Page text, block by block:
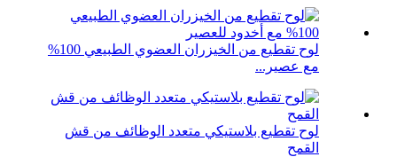
لوح تقطيع من الخيزران العضوي الطبيعي 100%
مع عصير...
لوح تقطيع بلاستيكي متعدد الوظائف من قش
القمح